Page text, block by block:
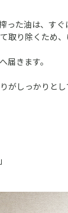
った油は、す
取り除くため
きます。
がしっかりと